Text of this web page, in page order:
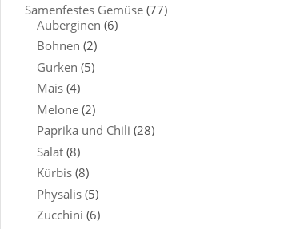
Samenfestes Gemüse (77)
Auberginen (6)
Bohnen (2)
Gurken (5)
Mais (4)
Melone (2)
Paprika und Chili (28)
Salat (8)
Kürbis (8)
Physalis (5)
Zucchini (6)